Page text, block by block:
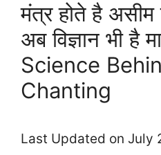
मंत्र होते है असीम
अब विज्ञान भी है
Science
Chanting
Last Updated on July